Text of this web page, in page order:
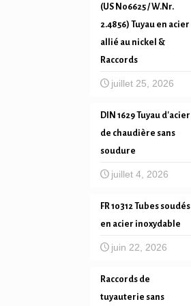
(US N06625 / W.Nr.
2.4856) Tuyau en acier
allié au nickel &
Raccords
juillet 25, 2026
DIN 1629 Tuyau d'acier
de chaudière sans
soudure
juillet 4, 2026
FR 10312 Tubes soudés
en acier inoxydable
juin 22, 2026
Raccords de
tuyauterie sans